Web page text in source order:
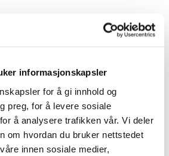
informasjonskapsler
for å gi innhold og
preg, for å levere sosiale
å analysere trafikken vår. Vi deler
om hvordan du bruker nettstedet
innen sosiale medier,